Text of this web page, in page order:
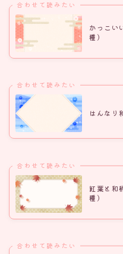
合わせて読みたい
かっこい
種）
合わせて読みたい
はんなり
合わせて読みたい
紅葉と和
種）
合わせて読みたい